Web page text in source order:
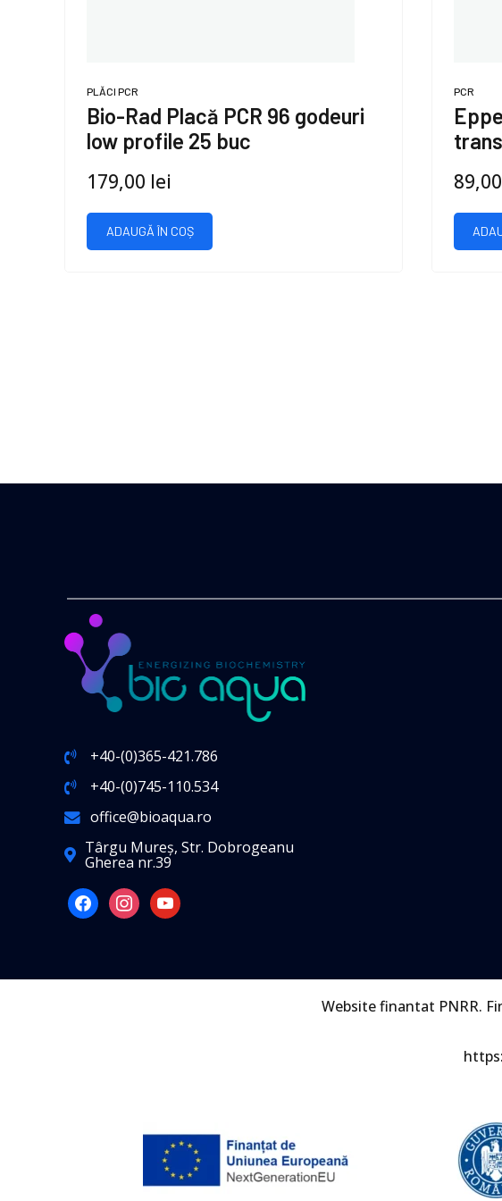
PLĂCI PCR
Bio-Rad Placă PCR 96 godeuri
low profile 25 buc
179,00 lei
ADAUGĂ ÎN COȘ
PCR
89,00
+40-(0)365-421.786
+40-(0)745-110.534
office@bioaqua.ro
Târgu Mureș, Str. Dobrogeanu
Gherea nr.39
facebookinstagram
youtube
Website finantat PNRR.